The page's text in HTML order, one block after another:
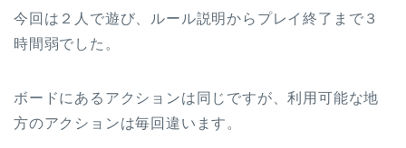
今回は２人で遊び、ルール説明からプレイ終了まで３
時間弱でした。
ボードにあるアクションは同じですが、利用可能な地
方のアクションは毎回違います。